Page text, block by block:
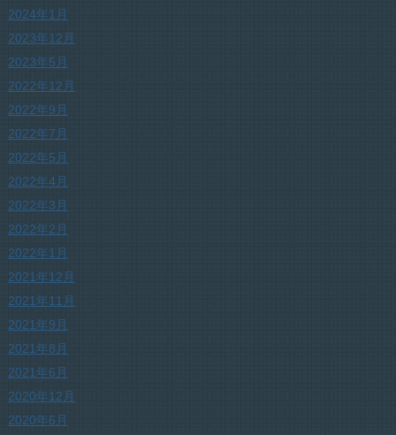
2024年1月
2023年12月
2023年5月
2022年12月
2022年9月
2022年7月
2022年5月
2022年4月
2022年3月
2022年2月
2022年1月
2021年12月
2021年11月
2021年9月
2021年8月
2021年6月
2020年12月
2020年6月